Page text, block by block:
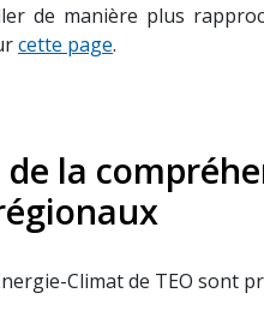
de manière plus
cette page.
la
Climat de TEO sont